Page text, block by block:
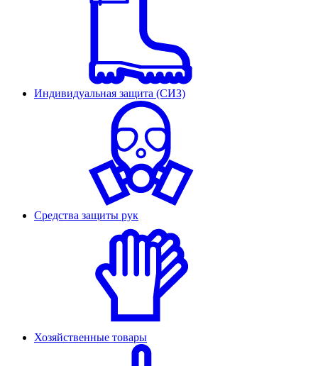
Индивидуальная защита (СИЗ)
Средства защиты рук
Хозяйственные товары